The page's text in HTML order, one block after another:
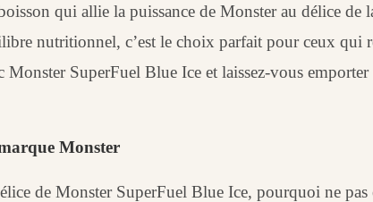
qui allie la puissance de Monster au délice de
nutritionnel, c’est le choix parfait pour ceux qui
Monster SuperFuel Blue Ice et laissez-vous
Monster
de Monster SuperFuel Blue Ice, pourquoi ne